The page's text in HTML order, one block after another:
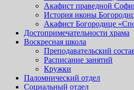
Акафист праведной
История иконы
Акафист Богородице
Достопримечательности храма
Воскресная школа
Преподавательский
Расписание занятий
Кружки
Паломнический отдел
Социальный отдел